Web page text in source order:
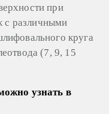
при
различными
круга
(7, 9, 15
узнать в